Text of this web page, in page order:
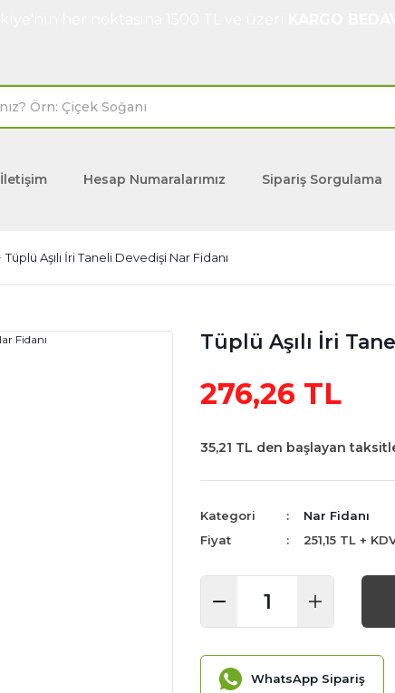
İletişim Hesap Numaralarımız Sipariş Sorgulama
Tüplü Aşılı İri Taneli Devedişi Nar Fidanı
Tüplü Aşılı İri
276,26 TL
35,21 TL den başlayan
Kategori
Nar Fidanı
Fiyat
251,15 TL +
WhatsApp Sipariş